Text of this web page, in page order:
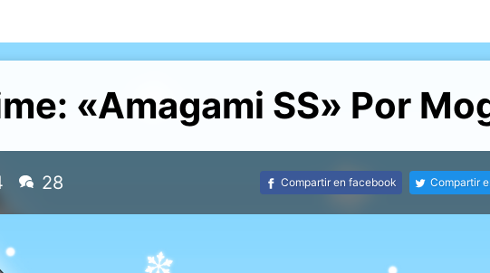
«Amagami SS» Por
28 Compartir en facebook Compartir